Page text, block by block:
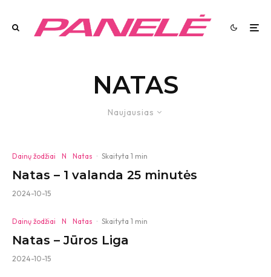
NATAS
Naujausias
Dainų žodžiai N Natas · Skaityta 1 min
Natas – 1 valanda 25 minutės
2024-10-15
Dainų žodžiai N Natas · Skaityta 1 min
Natas – Jūros Liga
2024-10-15